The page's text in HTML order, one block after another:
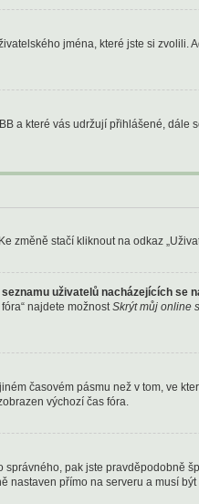
jména, které jste si
a které vás udržují přihlášené,
změně stačí kliknout na odkaz
uživatelů nacházejících se
najdete možnost Skrýt můj online
časovém pásmu než v tom, ve
výchozí čas fóra.
pak jste
přímo na serveru a musí být